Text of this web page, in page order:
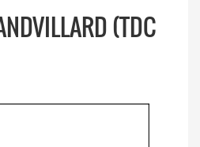
(TDC